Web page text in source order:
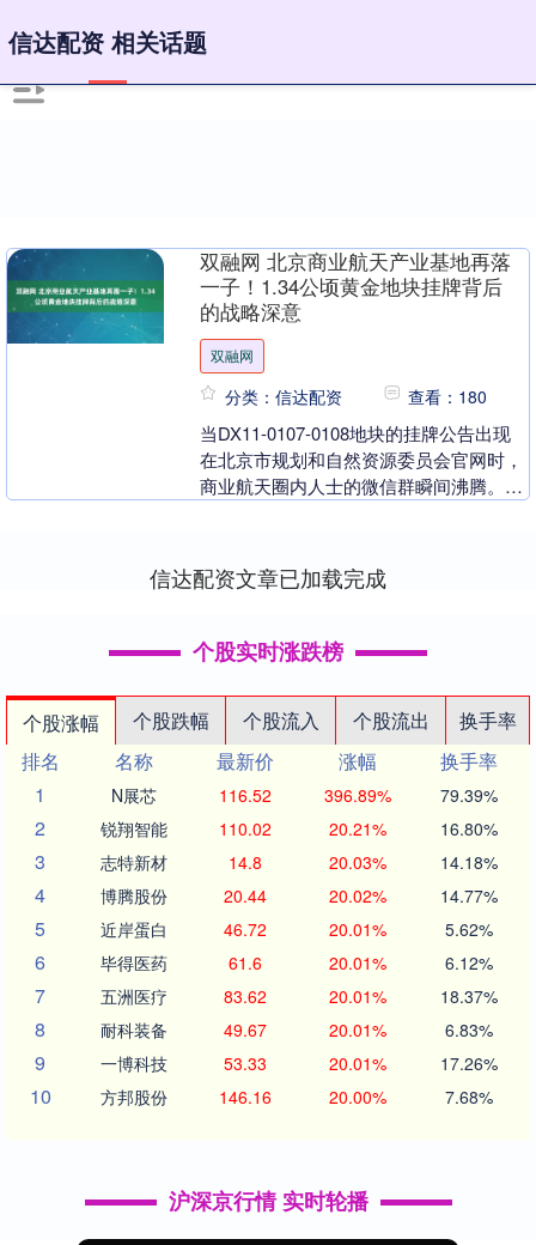
信达配资 相关话题
双融网 北京商业航天产业基地再落
一子！1.34公顷黄金地块挂牌背后
的战略深意
双融网
分类：信达配资 查看：180
当DX11-0107-0108地块的挂牌公告出现
在北京市规划和自然资源委员会官网时，
商业航天圈内人士的微信群瞬间沸腾。这
信达配资文章已加载完成
个股实时涨跌榜
个股涨幅 个股跌幅 个股流入 个股流出
换手率
排名
名称 最新价 涨幅
换手率
1
N展芯 116.52 396.89% 79.39%
2 锐翔智能 110.02 20.21% 16.80%
3 志特新材 14.8 20.03% 14.18%
4 博腾股份 20.44 20.02% 14.77%
5 近岸蛋白 46.72 20.01% 5.62%
6 毕得医药 61.6 20.01% 6.12%
7 五洲医疗 83.62 20.01% 18.37%
8 耐科装备 49.67 20.01% 6.83%
9 一博科技 53.33 20.01% 17.26%
10 方邦股份 146.16 20.00% 7.68%
沪深京行情 实时轮播